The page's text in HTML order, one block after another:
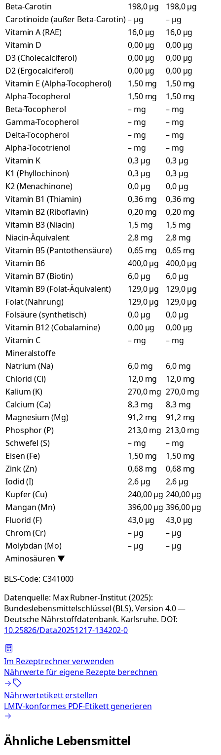
Beta-Carotin
198,0 µg
198,0 µg
Carotinoide (außer Beta-Carotin)– µg
– µg
Vitamin A (RAE)
16,0 µg
16,0 µg
Vitamin D
0,00 µg
0,00 µg
D3 (Cholecalciferol)
0,00 µg
0,00 µg
D2 (Ergocalciferol)
0,00 µg
0,00 µg
Vitamin E (Alpha-Tocopherol)
1,50 mg
1,50 mg
Alpha-Tocopherol
1,50 mg
1,50 mg
Beta-Tocopherol
– mg
– mg
Gamma-Tocopherol
– mg
– mg
Delta-Tocopherol
– mg
– mg
Alpha-Tocotrienol
– mg
– mg
Vitamin K
0,3 µg
0,3 µg
K1 (Phyllochinon)
0,3 µg
0,3 µg
K2 (Menachinone)
0,0 µg
0,0 µg
Vitamin B1 (Thiamin)
0,36 mg
0,36 mg
Vitamin B2 (Riboflavin)
0,20 mg
0,20 mg
Vitamin B3 (Niacin)
1,5 mg
1,5 mg
Niacin-Äquivalent
2,8 mg
2,8 mg
Vitamin B5 (Pantothensäure)
0,65 mg
0,65 mg
Vitamin B6
400,0 µg
400,0 µg
Vitamin B7 (Biotin)
6,0 µg
6,0 µg
Vitamin B9 (Folat-Äquivalent)
129,0 µg
129,0 µg
Folat (Nahrung)
129,0 µg
129,0 µg
Folsäure (synthetisch)
0,0 µg
0,0 µg
Vitamin B12 (Cobalamine)
0,00 µg
0,00 µg
Vitamin C
– mg
– mg
Mineralstoffe
Natrium (Na)
6,0 mg
6,0 mg
Chlorid (Cl)
12,0 mg
12,0 mg
Kalium (K)
270,0 mg 270,0 mg
Calcium (Ca)
8,3 mg
8,3 mg
Magnesium (Mg)
91,2 mg
91,2 mg
Phosphor (P)
213,0 mg 213,0 mg
Schwefel (S)
– mg
– mg
Eisen (Fe)
1,50 mg
1,50 mg
Zink (Zn)
0,68 mg
0,68 mg
Iodid (I)
2,6 µg
2,6 µg
Kupfer (Cu)
240,00 µg 240,00 µg
Mangan (Mn)
396,00 µg 396,00 µg
Fluorid (F)
43,0 µg
43,0 µg
Chrom (Cr)
– µg
– µg
Molybdän (Mo)
– µg
– µg
Aminosäuren ▼
BLS-Code: C341000
Datenquelle: Max Rubner-Institut (2025):
Bundeslebensmittelschlüssel (BLS), Version 4.0 —
Deutsche Nährstoffdatenbank. Karlsruhe. DOI:
10.25826/Data20251217-134202-0
Im Rezeptrechner verwenden
Nährwerte für eigene Rezepte berechnen
Nährwertetikett erstellen
LMIV-konformes PDF-Etikett generieren
Ähnliche Lebensmittel